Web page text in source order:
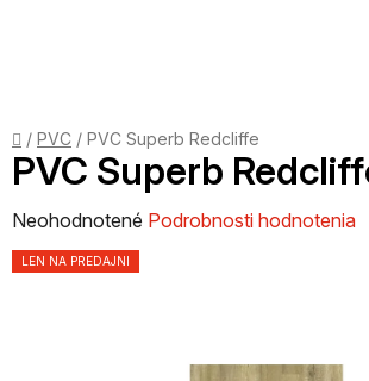
Domov
/ PVC / PVC Superb Redcliffe
PVC Superb
Priemerné
hodnotenie
Neohodnotené Podrobnosti hodnotenia
LEN NA PREDAJNI